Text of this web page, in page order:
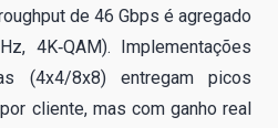
de 46 Gbps é agregado
4K‑QAM). Implementações
(4x4/8x8) entregam picos
cliente, mas com ganho real